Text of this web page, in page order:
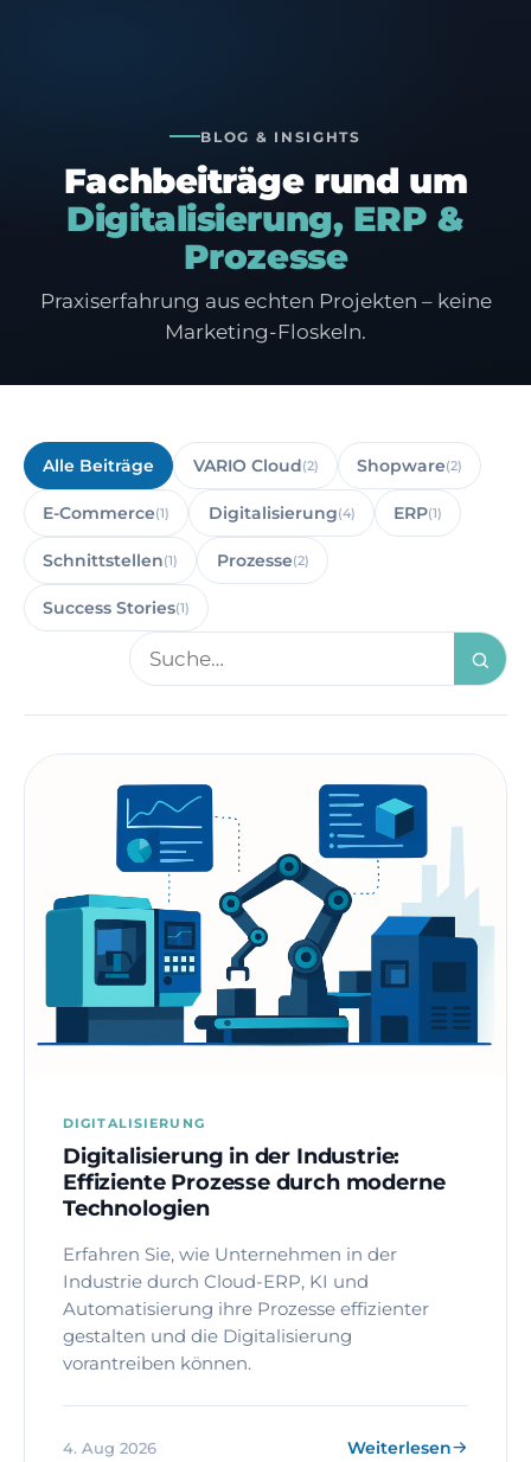
BLOG & INSIGHTS
Fachbeiträge rund um
Digitalisierung, ERP &
Prozesse
Praxiserfahrung aus echten Projekten – keine
Marketing-Floskeln.
Alle Beiträge VARIO Cloud(2) Shopware(2)
E-Commerce(1) Digitalisierung(4) ERP(1)
Schnittstellen(1) Prozesse(2)
Success Stories(1)
DIGITALISIERUNG
Digitalisierung in der Industrie:
Effiziente Prozesse durch moderne
Technologien
Erfahren Sie, wie Unternehmen in der
Industrie durch Cloud-ERP, KI und
Automatisierung ihre Prozesse effizienter
gestalten und die Digitalisierung
vorantreiben können.
4. Aug 2026 Weiterlesen